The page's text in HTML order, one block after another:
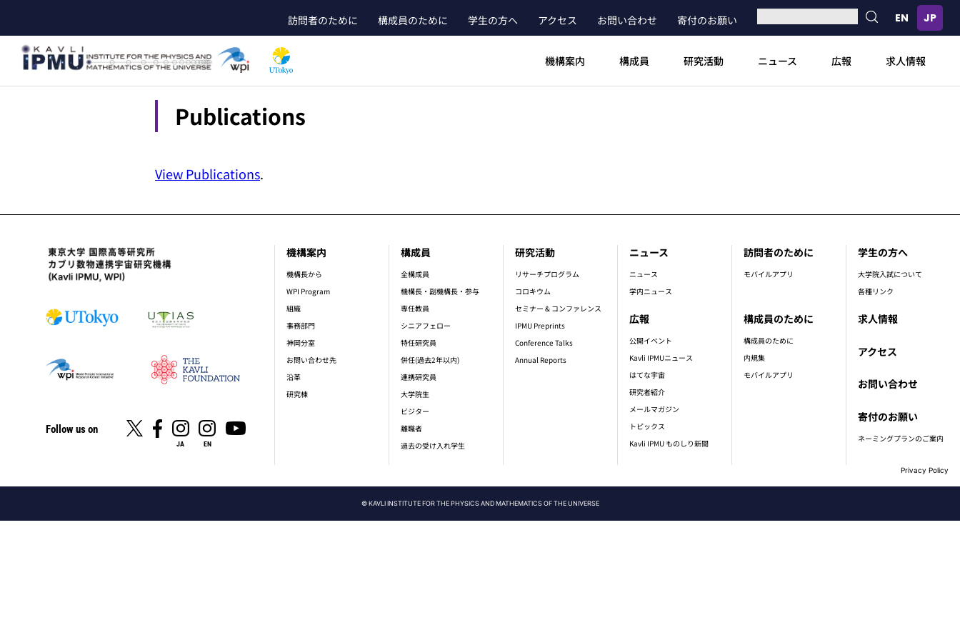
ン
テ
header_main_menu_contact
訪問者のために 構成員のために 学生の方へ アクセス お問い合わせ 寄付のお願い
機構案内 構成員 研究活動 ニュース 広報 求人情報
Publications
View Publications.
Follow us on
JA EN
footer_main_menu
機構案内
機構長から
WPI Program
組織
事務部門
神岡分室
お問い合わせ先
沿革
研究棟
構成員
全構成員
機構長・副機構長・参与
専任教員
シニアフェロー
特任研究員
併任(過去2年以内)
連携研究員
大学院生
ビジター
離職者
過去の受け入れ学生
研究活動
リサーチプログラム
コロキウム
セミナー & コンファレンス
IPMU Preprints
Conference Talks
Annual Reports
ニュース
ニュース
学内ニュース
広報
公開イベント
Kavli IPMUニュース
はてな宇宙
研究者紹介
メールマガジン
トピックス
Kavli IPMU ものしり新聞
求人情報
訪問者のために
モバイルアプリ
構成員のために
構成員のために
内規集
モバイルアプリ
学生の方へ
大学院入試について
各種リンク
アクセス
お問い合わせ
寄付のお願い
ネーミングプランのご案内
Privacy Policy
© KAVLI INSTITUTE FOR THE PHYSICS AND MATHEMATICS OF THE UNIVERSE